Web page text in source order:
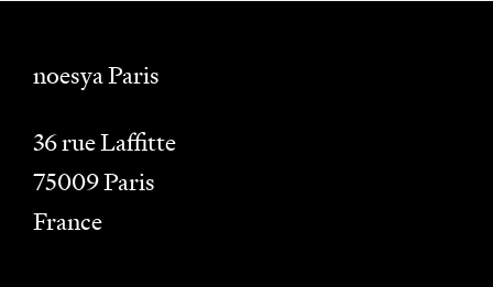
noesya Paris
36 rue Laffitte
75009Paris
France